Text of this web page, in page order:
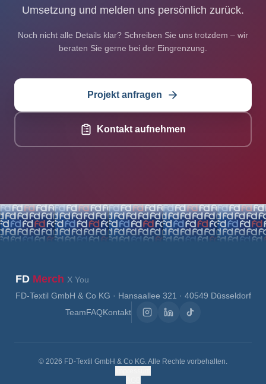
Umsetzung und melden uns persönlich zurück.
Noch nicht alle Details klar? Schreiben Sie uns trotzdem – wir
beraten Sie gerne bei der Eingrenzung.
Projekt anfragen
Kontakt aufnehmen
FD Merch X You
FD-Textil GmbH & Co KG · Hansaallee 321 · 40549 Düsseldorf
TeamFAQKontakt
© 2026 FD-Textil GmbH & Co KG. Alle Rechte vorbehalten.